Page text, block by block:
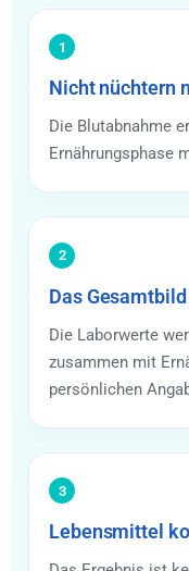
1
Nicht nüchtern
Die Blutabnahme
Ernährungsphase
2
Das
Die Laborwerte
zusammen mit
persönlichen
3
Lebensmittel